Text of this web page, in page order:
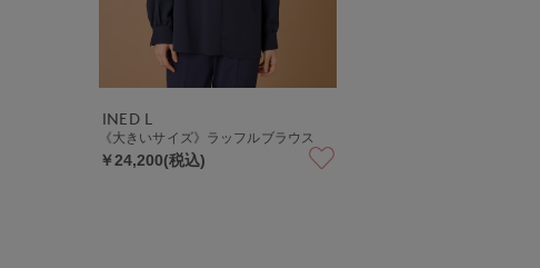
INED L
《大きいサイズ》ラッフルブラウス
￥24,200(税込)